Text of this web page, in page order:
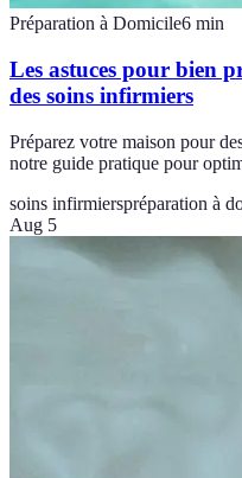
Préparation à Domicile6 min
Les astuces pour bien
des soins infirmiers
Préparez votre maison pour
notre guide pratique pour
soins infirmierspréparation à
Aug 5